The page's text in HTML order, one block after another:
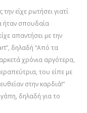
είχε ρωτήσει γιατί
ήταν σπουδαία
απαντήσει με την
δηλαδή “Από τα
χρόνια αργότερα,
του είπε με
στην καρδιά!”
δηλαδή για το